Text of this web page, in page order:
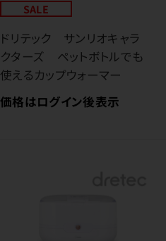
SALE
ドリテック サンリオキャラ
クターズ ペットボトルでも
使えるカップウォーマー
価格はログイン後表示